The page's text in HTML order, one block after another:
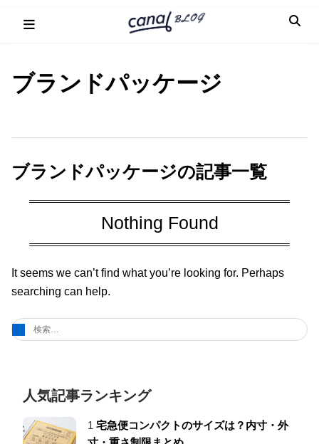
ブランドパッケージ
ブランドパッケージの記事一覧
Nothing Found
It seems we can’t find what you’re looking for. Perhaps
searching can help.
検
人気記事ランキング
1 宅急便コンパクトのサイズは？内寸・外